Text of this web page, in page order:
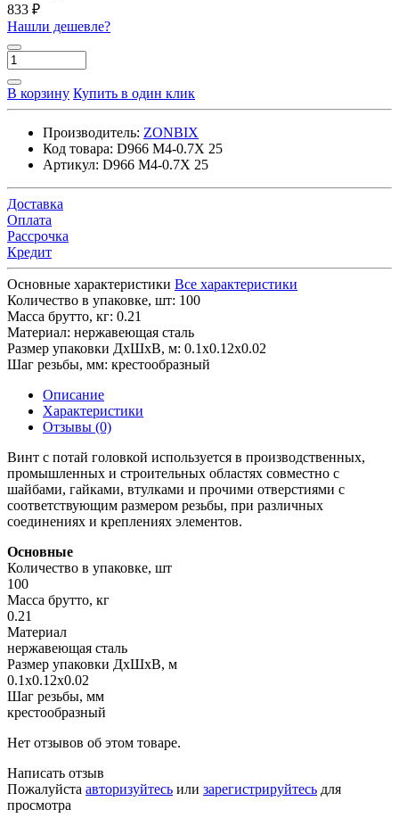
833 ₽
Нашли дешевле?
В корзину Купить в один клик
Производитель: ZONBIX
Код товара: D966 M4-0.7X 25
Артикул: D966 M4-0.7X 25
Доставка
Оплата
Рассрочка
Кредит
Основные характеристики Все характеристики
Количество в упаковке, шт: 100
Масса брутто, кг: 0.21
Материал: нержавеющая сталь
Размер упаковки ДхШхВ, м: 0.1x0.12x0.02
Шаг резьбы, мм: крестообразный
Описание
Характеристики
Отзывы (0)
Винт с потай головкой используется в производственных,
промышленных и строительных областях совместно с
шайбами, гайками, втулками и прочими отверстиями с
соответствующим размером резьбы, при различных
соединениях и креплениях элементов.
Основные
Количество в упаковке, шт
100
Масса брутто, кг
0.21
Материал
нержавеющая сталь
Размер упаковки ДхШхВ, м
0.1x0.12x0.02
Шаг резьбы, мм
крестообразный
Нет отзывов об этом товаре.
Написать отзыв
Пожалуйста авторизуйтесь или зарегистрируйтесь для
просмотра